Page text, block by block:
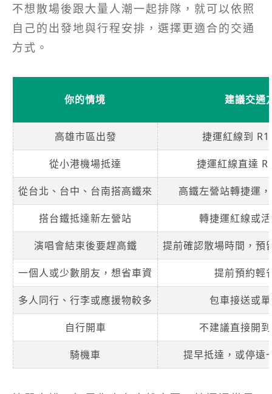
不想散場後跟大量人潮一起排隊，就可以依照
自己的出發地與行程安排，選擇更適合的交通
方式。
你的情境 建議交通
高雄市區出發 捷運紅線到
從小港機場抵達 捷運紅線直達
從台北、台中、台南搭高鐵來 高鐵左營站轉捷運
搭台鐵抵達新左營站 轉捷運紅線或
演唱會結束後要趕高鐵 提前確認散場時間，預
一個人或少數朋友，想省車資 提前預約輕
多人同行、行李或應援物較多 包車接送或
自行開車 不建議直接開
騎機車 提早抵達，或停遠